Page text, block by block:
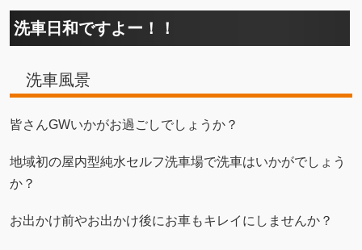
洗車日和ですよー！！
洗車風景
皆さんGWいかがお過ごしでしょうか？
地域初の屋内型純水セルフ洗車場で洗車はいかがでしょう
か？
お出かけ前やお出かけ後にお車もキレイにしませんか？